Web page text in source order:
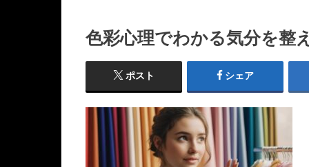
色彩心理でわかる気分を整
ポスト シェア